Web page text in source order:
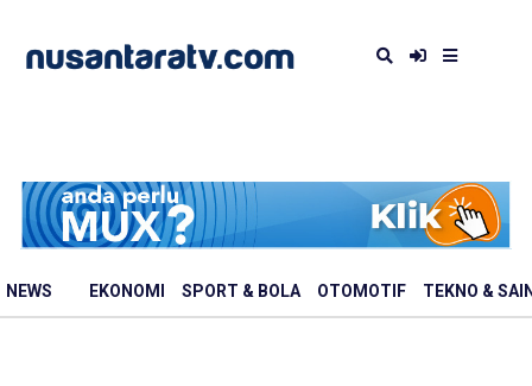
NEWS EKONOMI SPORT & BOLA OTOMOTIF TEKNO &